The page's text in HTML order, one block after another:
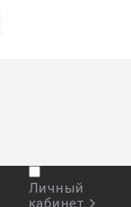
Личный
кабинет